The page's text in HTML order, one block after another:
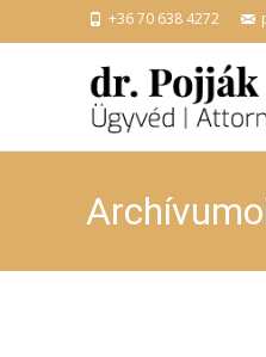
+36 70 638 4272